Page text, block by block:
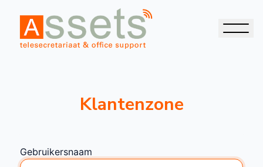
Klantenzone
Gebruikersnaam